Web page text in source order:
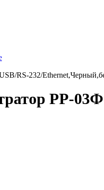
RS-232/
РР-